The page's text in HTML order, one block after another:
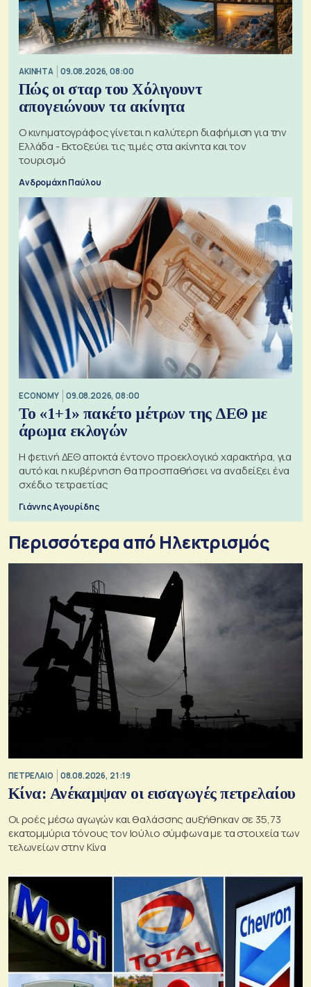
ΑΚΙΝΗΤΑ 09.08.2026, 08:00
Πώς οι σταρ του Χόλιγουντ
απογειώνουν τα ακίνητα
Ο κινηματογράφος γίνεται η καλύτερη διαφήμιση για την
Ελλάδα - Εκτοξεύει τις τιμές στα ακίνητα και τον
τουρισμό
Ανδρομάχη Παύλου
ECONOMY 09.08.2026, 08:00
Το «1+1» πακέτο μέτρων της ΔΕΘ με
άρωμα εκλογών
Η φετινή ΔΕΘ αποκτά έντονο προεκλογικό χαρακτήρα, για
αυτό και η κυβέρνηση θα προσπαθήσει να αναδείξει ένα
σχέδιο τετραετίας
Γιάννης Αγουρίδης
Περισσότερα από Ηλεκτρισμός
ΠΕΤΡΕΛΑΙΟ 08.08.2026, 21:19
Κίνα: Ανέκαμψαν οι εισαγωγές πετρελαίου
Οι ροές μέσω αγωγών και θαλάσσης αυξήθηκαν σε 35,73
εκατομμύρια τόνους τον Ιούλιο σύμφωνα με τα στοιχεία των
τελωνείων στην Κίνα